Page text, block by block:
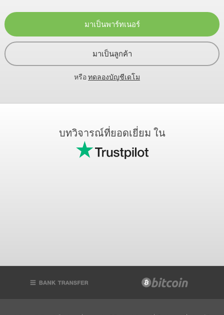
มาเป็นพาร์ทเนอร์
มาเป็นลูกค้า
หรือทดลองบัญชีเดโม
บทวิจารณ์ที่ยอดเยี่ยม ใน